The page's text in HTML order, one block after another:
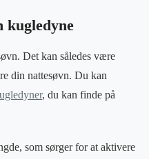
kugledyne
Det kan således være
din nattesøvn. Du kan
, du kan finde på
som sørger for at aktivere